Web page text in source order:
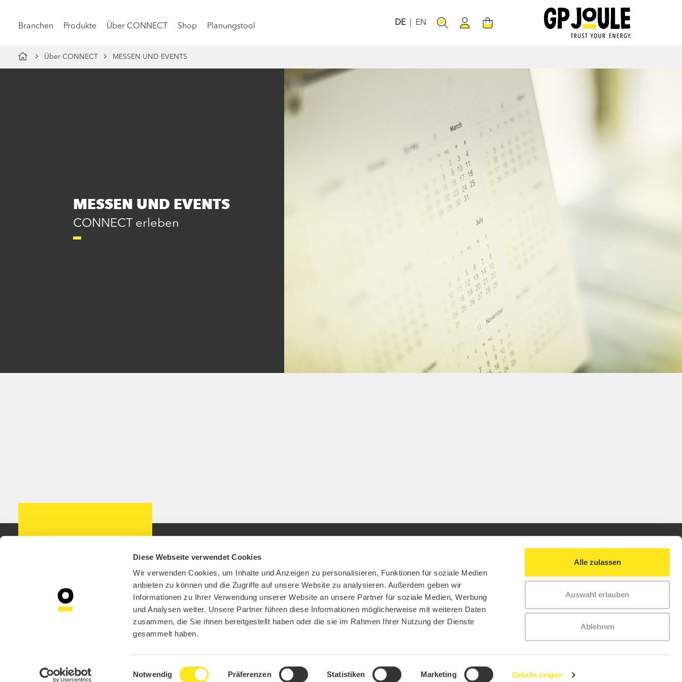
Diese Webseite verwendet Cookies
Wir verwenden Cookies, um Inhalte und Anzeigen zu personalisieren, Funktionen für soziale Medien
anbieten zu können und die Zugriffe auf unsere Website zu analysieren. Außerdem geben wir
Informationen zu Ihrer Verwendung unserer Website an unsere Partner für soziale Medien, Werbung
und Analysen weiter. Unsere Partner führen diese Informationen möglicherweise mit weiteren Daten
zusammen, die Sie ihnen bereitgestellt haben oder die sie im Rahmen Ihrer Nutzung der Dienste
gesammelt haben.
Einwilligungsauswahl
Notwendig Präferenzen Statistiken Marketing Details zeigen
Alle zulassen
Auswahl erlauben
Ablehnen
Branchen Produkte Über CONNECT Shop Planungstool DE EN
Über CONNECT MESSEN UND EVENTS
MESSEN UND EVENTS
CONNECT erleben
SERVICE-HOTLINE
25821 Reußenköge
T +49 4671 6074-650
Freitag: 9:00 – 12:00 Uhr
SERVICE
Kontakt
AGB, Datenschutz
Allgemeine
Einkaufsbedingungen
Widerrufsbelehrung
Versandkosten
Impressum
BEZAHLMETHODEN
FOLGE UNS
© GP JOULE Connect GmbH